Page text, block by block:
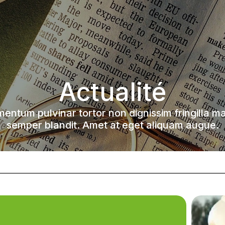
Actualité
pulvinar tortor non dignissim fringilla
semper blandit. Amet at eget aliquam augue.